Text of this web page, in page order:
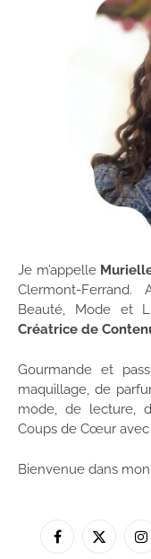
Je m’appelle
Clermont-Ferrand.
Beauté, Mode et
Créatrice de
Gourmande et
maquillage, de
mode, de lecture,
Coups de Cœur
Bienvenue dans
Facebook
X